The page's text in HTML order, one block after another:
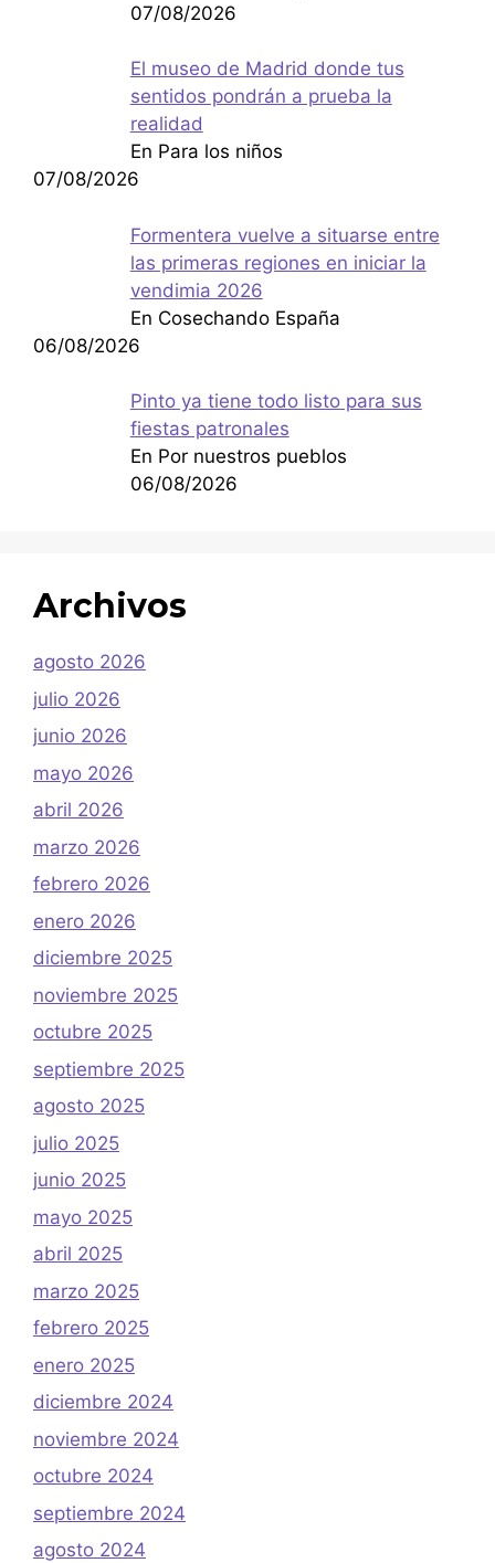
07/08/2026
El museo de Madrid donde tus
sentidos pondrán a prueba la
realidad
En Para los niños
07/08/2026
Formentera vuelve a situarse entre
las primeras regiones en iniciar la
vendimia 2026
En Cosechando España
06/08/2026
Pinto ya tiene todo listo para sus
fiestas patronales
En Por nuestros pueblos
06/08/2026
Archivos
agosto 2026
julio 2026
junio 2026
mayo 2026
abril 2026
marzo 2026
febrero 2026
enero 2026
diciembre 2025
noviembre 2025
octubre 2025
septiembre 2025
agosto 2025
julio 2025
junio 2025
mayo 2025
abril 2025
marzo 2025
febrero 2025
enero 2025
diciembre 2024
noviembre 2024
octubre 2024
septiembre 2024
agosto 2024